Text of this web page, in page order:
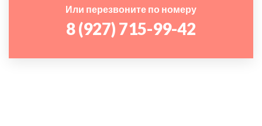
Или перезвоните по номеру
8 (927) 715-99-42